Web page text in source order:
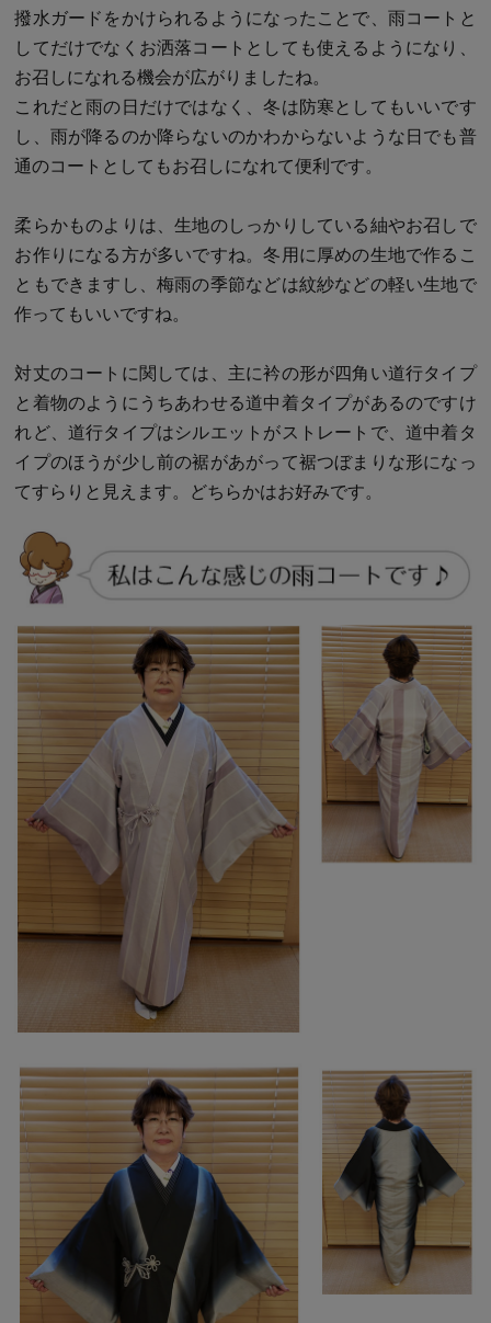
撥水ガードをかけられるようになったことで、雨コートと
してだけでなくお洒落コートとしても使えるようになり、
お召しになれる機会が広がりましたね。
これだと雨の日だけではなく、冬は防寒としてもいいです
し、雨が降るのか降らないのかわからないような日でも普
通のコートとしてもお召しになれて便利です。
柔らかものよりは、生地のしっかりしている紬やお召しで
お作りになる方が多いですね。冬用に厚めの生地で作るこ
ともできますし、梅雨の季節などは紋紗などの軽い生地で
作ってもいいですね。
対丈のコートに関しては、主に衿の形が四角い道行タイプ
と着物のようにうちあわせる道中着タイプがあるのですけ
れど、道行タイプはシルエットがストレートで、道中着タ
イプのほうが少し前の裾があがって裾つぼまりな形になっ
てすらりと見えます。どちらかはお好みです。